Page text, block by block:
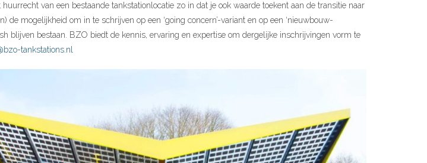
van een bestaande tankstationlocatie zo in dat je ook waarde toekent aan de transitie naar
mogelijkheid om in te schrijven op een ‘going concern’-variant en op een ‘nieuwbouw-
blijven bestaan. BZO biedt de kennis, ervaring en expertise om dergelijke inschrijvingen vorm te
tankstations.nl